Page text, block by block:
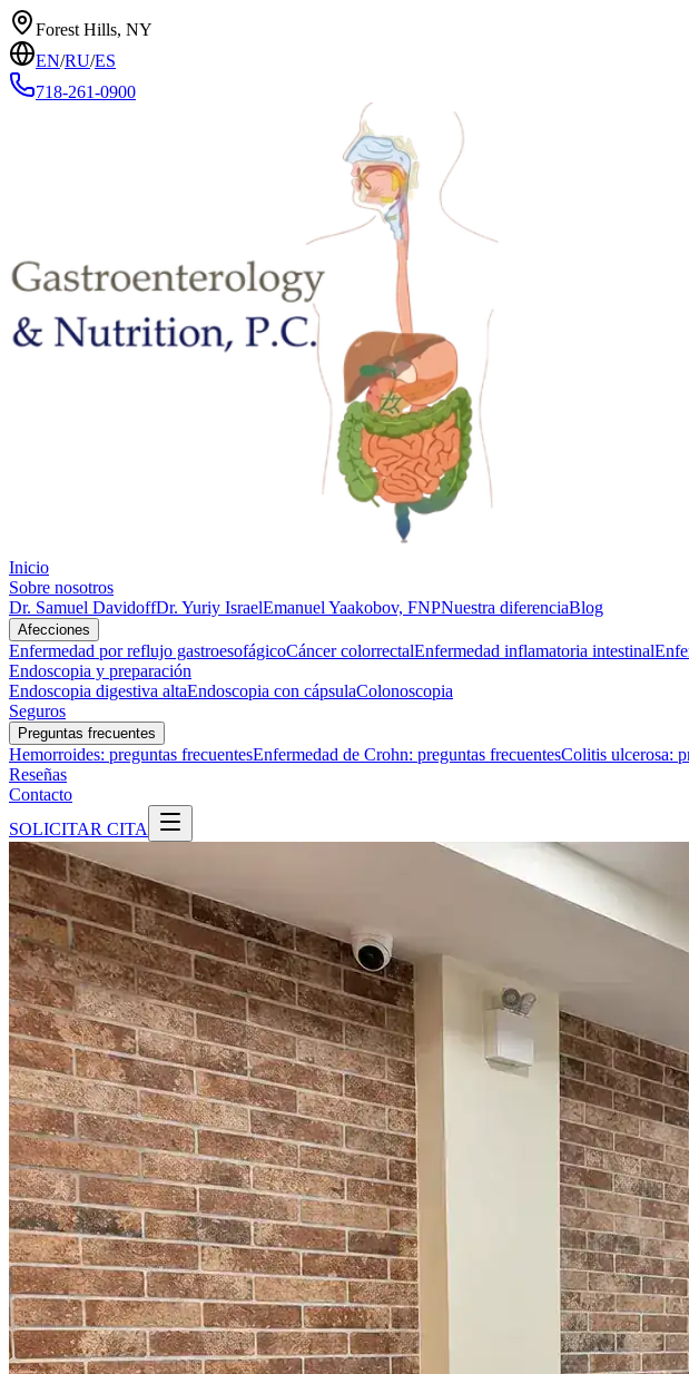
Forest Hills, NY
EN/RU/ES
718-261-0900
Inicio
Sobre nosotros
Dr. Samuel DavidoffDr. Yuriy IsraelEmanuel Yaakobov, FNPNuestra diferenciaBlog
Afecciones
Enfermedad por reflujo gastroesofágicoCáncer colorrectalEnfermedad inflamatoria intestinal
Endoscopia y preparación
Endoscopia digestiva altaEndoscopia con cápsulaColonoscopia
Seguros
Preguntas frecuentes
Hemorroides: preguntas frecuentesEnfermedad de Crohn: preguntas frecuentesColitis ulcerosa:
Reseñas
Contacto
SOLICITAR CITA